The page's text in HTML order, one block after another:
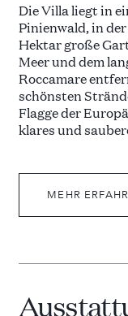
Die Villa liegt in
Pinienwald, in
Hektar große
Meer und dem
Roccamare
schönsten
Flagge der
klares und
Die Villa wurde
italienischen
befinden.
Hinter dem
MEHR